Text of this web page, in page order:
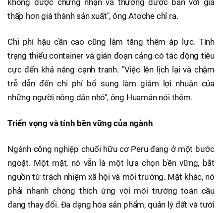
không được chứng nhận và thường được bán với giá
thấp hơn giá thành sản xuất", ông Atoche chỉ ra.
Chi phí hậu cần cao cũng làm tăng thêm áp lực. Tình
trạng thiếu container và gián đoạn cảng có tác động tiêu
cực đến khả năng cạnh tranh. "Việc lên lịch lại và chậm
trễ dẫn đến chi phí bổ sung làm giảm lợi nhuận của
những người nông dân nhỏ", ông Huamán nói thêm.
Triển vọng và tính bền vững của ngành
Ngành công nghiệp chuối hữu cơ Peru đang ở một bước
ngoặt. Một mặt, nó vẫn là một lựa chọn bền vững, bắt
nguồn từ trách nhiệm xã hội và môi trường. Mặt khác, nó
phải nhanh chóng thích ứng với môi trường toàn cầu
đang thay đổi. Đa dạng hóa sản phẩm, quản lý đất và tưới